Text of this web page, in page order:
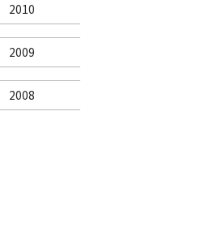
2010
2009
2008